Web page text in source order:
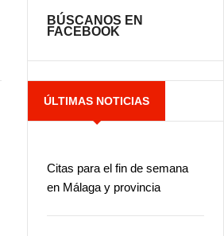
BÚSCANOS EN
FACEBOOK
ÚLTIMAS NOTICIAS
Citas para el fin de semana
en Málaga y provincia